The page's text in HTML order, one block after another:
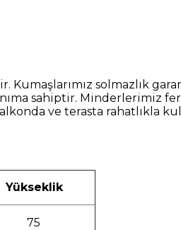
solmazlık
sahiptir. Minderlerimiz
ve terasta rahatlıkla
Yükseklik
75